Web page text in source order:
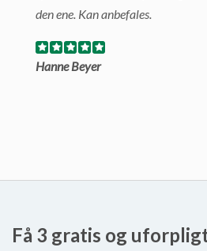
den ene. Kan anbefales.
Hanne Beyer
Få 3 gratis og